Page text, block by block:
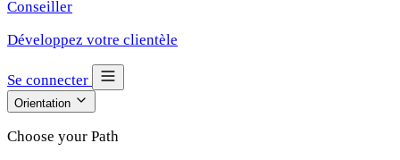
Conseiller
Développez votre clientèle
Se connecter
Orientation
Choose your Path